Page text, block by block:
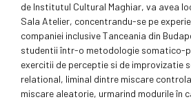
de Institutul Cultural Maghiar, va avea
Sala Atelier, concentrandu-se pe
companiei inclusive Tanceania din
studentii într-o metodologie somatico-
exercitii de perceptie si de improvizatie
relational, liminal dintre miscare
miscare aleatorie, urmarind modurile în